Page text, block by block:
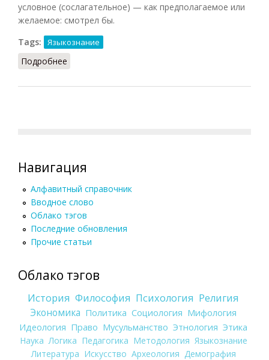
условное (сослагательное) — как предполагаемое или
желаемое: смотрел бы.
Tags:
Языкознание
Подробнее
Навигация
Алфавитный справочник
Вводное слово
Облако тэгов
Последние обновления
Прочие статьи
Облако тэгов
История Философия Психология Религия
Экономика Политика Социология Мифология
Идеология Право Мусульманство Этнология Этика
Наука Логика Педагогика Методология Языкознание
Литература Искусство Археология Демография